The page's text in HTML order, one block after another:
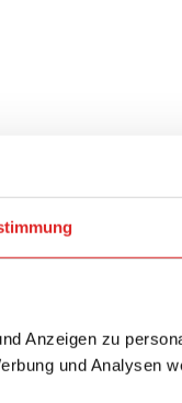
Anzeigen zu
und Analysen